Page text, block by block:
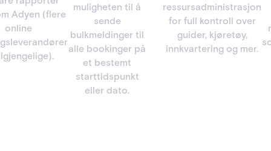
Adyen (flere
online
muligheten til å
sende
bulkmeldinger til
alle bookinger på
et bestemt
starttidspunkt
eller dato.
ressursadministrasjon
for full kontroll over
guider, kjøretøy,
innkvartering og mer.